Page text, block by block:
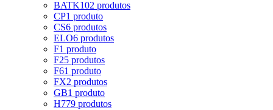
BATK102 produtos
CP1 produto
CS6 produtos
ELO6 produtos
F1 produto
F25 produtos
F61 produto
FX2 produtos
GB1 produto
H779 produtos